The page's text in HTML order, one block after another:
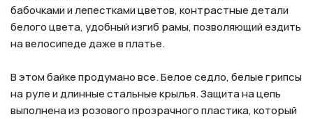
бабочками и лепестками цветов, контрастные детали
белого цвета, удобный изгиб рамы, позволяющий ездить
на велосипеде даже в платье.
В этом байке продумано все. Белое седло, белые грипсы
на руле и длинные стальные крылья. Защита на цепь
выполнена из розового прозрачного пластика, который